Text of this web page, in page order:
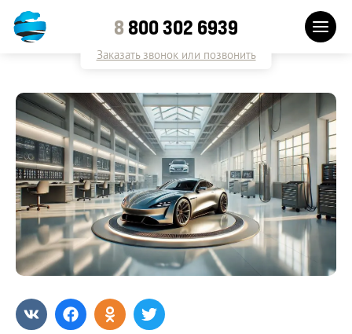
8800 302 6939
Заказать звонок или позвонить